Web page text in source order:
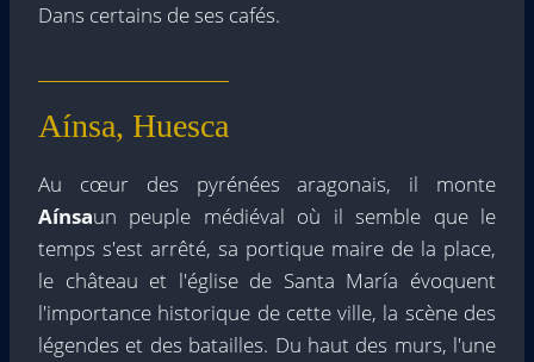
Dans certains de ses cafés.
Aínsa, Huesca
Au cœur des pyrénées aragonais, il monte
Aínsaun peuple médiéval où il semble que le
temps s'est arrêté, sa portique maire de la place,
le château et l'église de Santa María évoquent
l'importance historique de cette ville, la scène des
légendes et des batailles. Du haut des murs, l'une